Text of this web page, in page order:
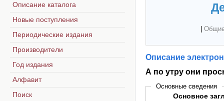
Описание
А по утру они
Основные сведения
Основное
Описание каталога
Новые поступления
Периодические издания
Производители
Год издания
Алфавит
Поиск